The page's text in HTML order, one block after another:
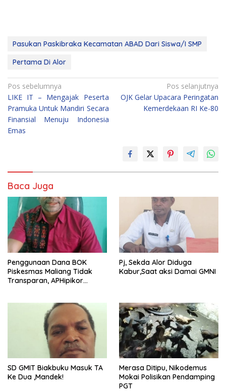
Pasukan Paskibraka Kecamatan ABAD Dari Siswa/I SMP
Pertama Di Alor
Navigasi
pos
Pos sebelumnya
LIKE IT – Mengajak Peserta
Pramuka Untuk Mandiri Secara
Finansial Menuju Indonesia
Emas
Pos selanjutnya
OJK Gelar Upacara Peringatan
Kemerdekaan RI Ke-80
Baca Juga
Penggunaan Dana BOK
Piskesmas Maliang Tidak
Transparan, APHipikor
Pj, Sekda Alor Diduga
Kabur,Saat aksi Damai GMNI
SD GMIT Biakbuku Masuk TA
Ke Dua ,Mandek!
Merasa Ditipu, Nikodemus
Mokai Polisikan Pendamping
PGT